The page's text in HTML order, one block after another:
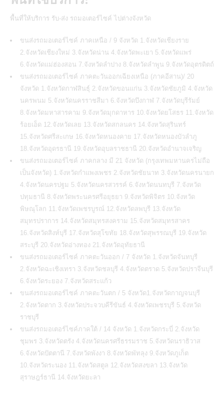
พื้นที่ให้บริการ รับ-ส่ง รถมอเตอร์ไซค์ ไปต่างจังหวัด
ขนส่งรถมอเตอร์ไซค์ ภาคเหนือ / 9 จังหวัด 1.จังหวัดเชียงราย
2.จังหวัดเชียงใหม่ 3.จังหวัดน่าน 4.จังหวัดพะเยา 5.จังหวัดแพร่
6.จังหวัดแม่ฮ่องสอน 7.จังหวัดลำปาง 8.จังหวัดลำพูน 9.จังหวัดอุตรดิตถ์
ขนส่งรถมอเตอร์ไซค์ ภาคตะวันออกเฉียงเหนือ (ภาคอีสาน)/ 20
จังหวัด 1.จังหวัดกาฬสินธุ์ 2.จังหวัดขอนแก่น 3.จังหวัดชัยภูมิ 4.จังหวัด
นครพนม 5.จังหวัดนครราชสีมา 6.จังหวัดบึงกาฬ 7.จังหวัดบุรีรัมย์
8.จังหวัดมหาสารคาม 9.จังหวัดมุกดาหาร 10.จังหวัดยโสธร 11.จังหวัด
ร้อยเอ็ด 12.จังหวัดเลย 13.จังหวัดสกลนคร 14.จังหวัดสุรินทร์
15.จังหวัดศรีสะเกษ 16.จังหวัดหนองคาย 17.จังหวัดหนองบัวลำภู
18.จังหวัดอุดรธานี 19.จังหวัดอุบลราชธานี 20.จังหวัดอำนาจเจริญ
ขนส่งรถมอเตอร์ไซค์ ภาคกลาง มี 21 จังหวัด (กรุงเทพมหานครไม่ถือ
เป็นจังหวัด) 1.จังหวัดกำแพงเพชร 2.จังหวัดชัยนาท 3.จังหวัดนครนายก
4.จังหวัดนครปฐม 5.จังหวัดนครสวรรค์ 6.จังหวัดนนทบุรี 7.จังหวัด
ปทุมธานี 8.จังหวัดพระนครศรีอยุธยา 9.จังหวัดพิจิตร 10.จังหวัด
พิษณุโลก 11.จังหวัดเพชรบูรณ์ 12.จังหวัดลพบุรี 13.จังหวัด
สมุทรปราการ 14.จังหวัดสมุทรสงคราม 15.จังหวัดสมุทรสาคร
16.จังหวัดสิงห์บุรี 17.จังหวัดสุโขทัย 18.จังหวัดสุพรรณบุรี 19.จังหวัด
สระบุรี 20.จังหวัดอ่างทอง 21.จังหวัดอุทัยธานี
ขนส่งรถมอเตอร์ไซค์ ภาคตะวันออก / 7 จังหวัด 1.จังหวัดจันทบุรี
2.จังหวัดฉะเชิงเทรา 3.จังหวัดชลบุรี 4.จังหวัดตราด 5.จังหวัดปราจีนบุรี
6.จังหวัดระยอง 7.จังหวัดสระแก้ว
ขนส่งรถมอเตอร์ไซค์ ภาคตะวันตก / 5 จังหวัด1.จังหวัดกาญจนบุรี
2.จังหวัดตาก 3.จังหวัดประจวบคีรีขันธ์ 4.จังหวัดเพชรบุรี 5.จังหวัด
ราชบุรี
ขนส่งรถมอเตอร์ไซค์ภาคใต้ / 14 จังหวัด 1.จังหวัดกระบี่ 2.จังหวัด
ชุมพร 3.จังหวัดตรัง 4.จังหวัดนครศรีธรรมราช 5.จังหวัดนราธิวาส
6.จังหวัดปัตตานี 7.จังหวัดพังงา 8.จังหวัดพัทลุง 9.จังหวัดภูเก็ต
10.จังหวัดระนอง 11.จังหวัดสตูล 12.จังหวัดสงขลา 13.จังหวัด
สุราษฎร์ธานี 14.จังหวัดยะลา